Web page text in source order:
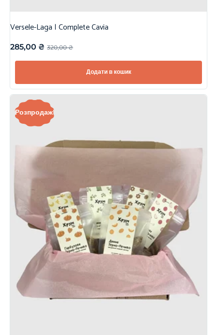
Versele-Laga | Complete Cavia
320,00₴
285,00 ₴
Додати в кошик
Розпродаж!